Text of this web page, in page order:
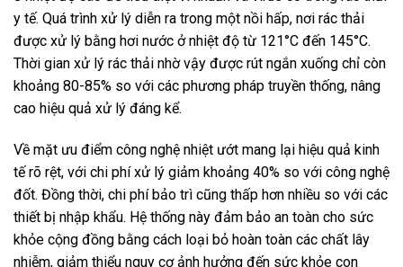
y tế. Quá trình xử lý diễn ra trong một nồi hấp, nơi rác thải
được xử lý bằng hơi nước ở nhiệt độ từ 121°C đến 145°C.
Thời gian xử lý rác thải nhờ vậy được rút ngắn xuống chỉ còn
khoảng 80-85% so với các phương pháp truyền thống, nâng
cao hiệu quả xử lý đáng kể.
Về mặt ưu điểm công nghệ nhiệt ướt mang lại hiệu quả kinh
tế rõ rệt, với chi phí xử lý giảm khoảng 40% so với công nghệ
đốt. Đồng thời, chi phí bảo trì cũng thấp hơn nhiều so với các
thiết bị nhập khẩu. Hệ thống này đảm bảo an toàn cho sức
khỏe cộng đồng bằng cách loại bỏ hoàn toàn các chất lây
nhiễm, giảm thiểu nguy cơ ảnh hưởng đến sức khỏe con